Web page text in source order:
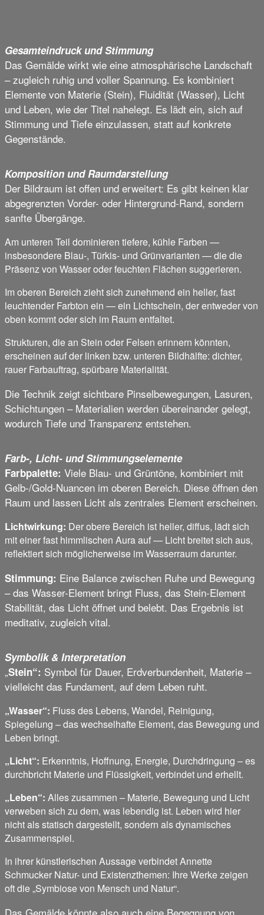
Gesamteindruck und Stimmung
Das Gemälde wirkt wie eine atmosphärische Landschaft
– zugleich ruhig und voller Spannung. Es kombiniert
Elemente von Materie (Stein), Fluidität (Wasser), Licht
und Leben, wie der Titel nahelegt. Es lädt ein, sich auf
Stimmung und Tiefe einzulassen, statt auf konkrete
Gegenstände.
Komposition und Raumdarstellung
Der Bildraum ist offen und erweitert: Es gibt keinen klar
abgegrenzten Vorder- oder Hintergrund-Rand, sondern
sanfte Übergänge.
Am unteren Teil dominieren tiefere, kühle Farben —
insbesondere Blau-, Türkis- und Grünvarianten — die die
Präsenz von Wasser oder feuchten Flächen suggerieren.
Im oberen Bereich zieht sich zunehmend ein heller, fast
leuchtender Farbton ein — ein Lichtschein, der entweder von
oben kommt oder sich im Raum entfaltet.
Strukturen, die an Stein oder Felsen erinnern könnten,
erscheinen auf der linken bzw. unteren Bildhälfte: dichter,
rauer Farbauftrag, spürbare Materialität.
Die Technik zeigt sichtbare Pinselbewegungen, Lasuren,
Schichtungen – Materialien werden übereinander gelegt,
wodurch Tiefe und Transparenz entstehen.
Farb-, Licht- und Stimmungselemente
Farbpalette: Viele Blau- und Grüntöne, kombiniert mit
Gelb-/Gold-Nuancen im oberen Bereich. Diese öffnen den
Raum und lassen Licht als zentrales Element erscheinen.
Lichtwirkung: Der obere Bereich ist heller, diffus, lädt sich
mit einer fast himmlischen Aura auf — Licht breitet sich aus,
reflektiert sich möglicherweise im Wasserraum darunter.
Stimmung: Eine Balance zwischen Ruhe und Bewegung
– das Wasser-Element bringt Fluss, das Stein-Element
Stabilität, das Licht öffnet und belebt. Das Ergebnis ist
meditativ, zugleich vital.
Symbolik & Interpretation
„Stein“: Symbol für Dauer, Erdverbundenheit, Materie –
vielleicht das Fundament, auf dem Leben ruht.
„Wasser“: Fluss des Lebens, Wandel, Reinigung,
Spiegelung – das wechselhafte Element, das Bewegung und
Leben bringt.
„Licht“: Erkenntnis, Hoffnung, Energie, Durchdringung – es
durchbricht Materie und Flüssigkeit, verbindet und erhellt.
„Leben“: Alles zusammen – Materie, Bewegung und Licht
verweben sich zu dem, was lebendig ist. Leben wird hier
nicht als statisch dargestellt, sondern als dynamisches
Zusammenspiel.
In ihrer künstlerischen Aussage verbindet Annette
Schmucker Natur- und Existenzthemen: Ihre Werke zeigen
oft die „Symbiose von Mensch und Natur“.